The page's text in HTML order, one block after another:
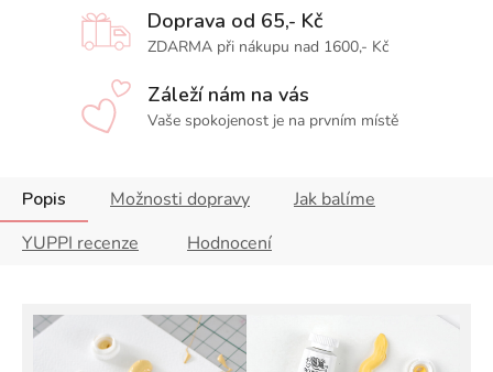
Doprava od 65,- Kč
ZDARMA při nákupu nad 1600,- Kč
Záleží nám na vás
Vaše spokojenost je na prvním místě
Popis Možnosti dopravy
Jak balíme
YUPPI recenze
Hodnocení